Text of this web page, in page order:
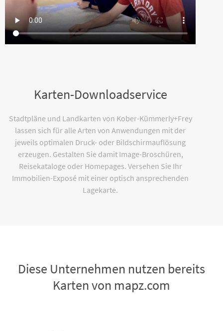
Karten-Downloadservice
Stadtpläne und Landkarten von Kober-Kümmerly+Frey
lassen sich für alle Arten von Anwendungen mit der
jeweils optimalen Druck- oder Bildschirmauflösung
erzeugen. Gestalten Sie damit Image-Broschüren,
Reisekataloge oder Homepages. Versehen Sie Ihr
Immobilien-Exposé mit einer optisch ansprechenden
Lagekarte.
Diese Unternehmen nutzen bereits
Karten von mapz.com